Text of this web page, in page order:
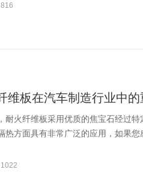
维板在汽车制造行业中的
耐火纤维板采用优质的焦宝石经过
热方面具有非常广泛的应用，如果